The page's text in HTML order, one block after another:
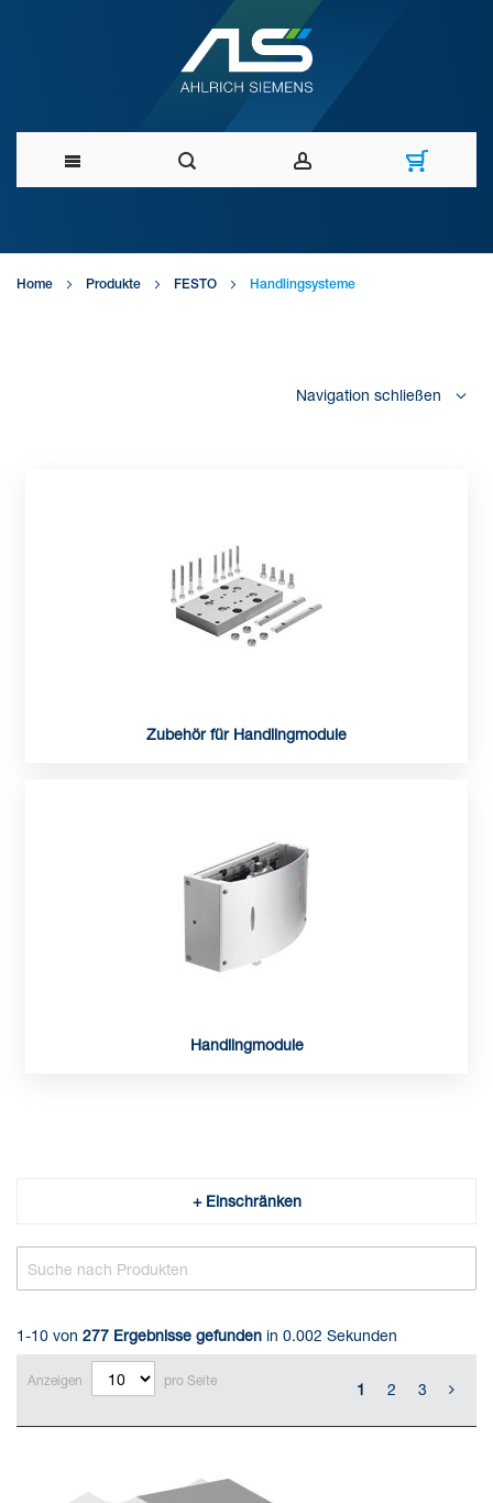
zum
Home Produkte FESTO Handlingsysteme
Navigation schließen
Zubehör für Handlingmodule
Handlingmodule
+ Einschränken
1-10 von 277 Ergebnisse gefunden in 0.002 Sekunden
Anzeigen pro Seite 1 2 3